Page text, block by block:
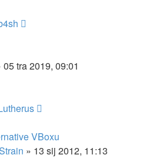
05 tra 2019, 09:01
VBoxu
» 13 sij 2012, 11:13